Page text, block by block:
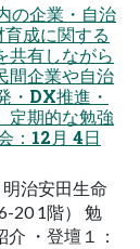
の企業・⾃治
成に関する
共有しながら
間企業や⾃治
・DX推進・
定期的な勉強
：12⽉ 4⽇
治安⽥⽣命
20 1階） 勉
・登壇１：